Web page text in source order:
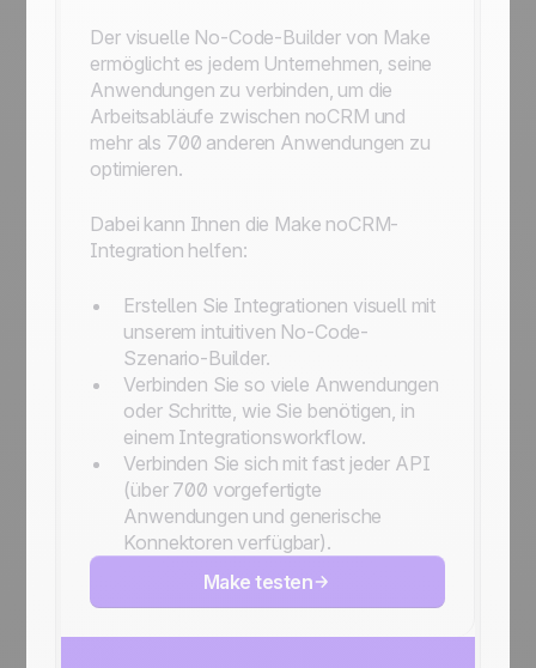
Der visuelle No-Code-Builder von Make
ermöglicht es jedem Unternehmen, seine
Anwendungen zu verbinden, um die
Arbeitsabläufe zwischen noCRM und
mehr als 700 anderen Anwendungen zu
optimieren.
Dabei kann Ihnen die Make noCRM-
Integration helfen:
Erstellen Sie Integrationen visuell mit
unserem intuitiven No-Code-
Szenario-Builder.
Verbinden Sie so viele Anwendungen
oder Schritte, wie Sie benötigen, in
einem Integrationsworkflow.
Verbinden Sie sich mit fast jeder API
(über 700 vorgefertigte
Anwendungen und generische
Konnektoren verfügbar).
Make testen